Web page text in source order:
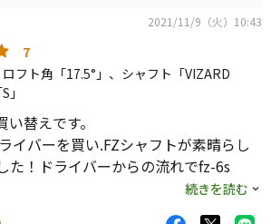
2021/11/9（火）10:43
7
ロフト角「17.5°」、シャフト「VIZARD
替えです。
イバーを買い.FZシャフトが素晴らし
た！ドライバーからの流れでfz-6s
の安心感、マットブラックで引き締ま
操作性も抜群、飛距離も伸びましたw
続きを読む